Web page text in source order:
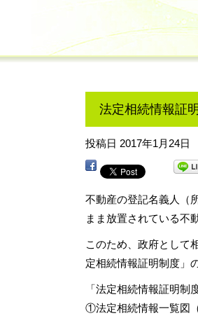
法定相続情報証
投稿日 2017年1月24日
不動産の登記名義人（
まま放置されている不
このため、政府として
定相続情報証明制度」
「法定相続情報証明制
①法定相続情報一覧図